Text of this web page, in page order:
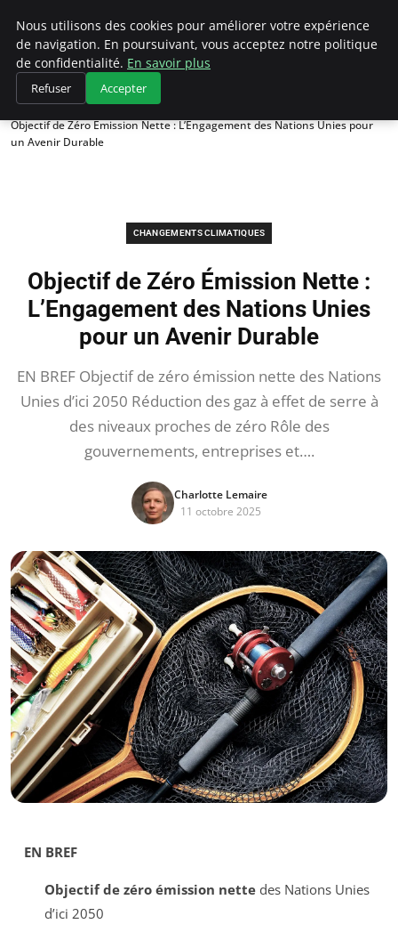
Climategatecountryclub.com
Accueil
Changements climatiques
Objectif de Zéro Émission Nette : L’Engagement des Nations Unies pour
un Avenir Durable
CHANGEMENTS CLIMATIQUES
Objectif de Zéro Émission Nette :
L’Engagement des Nations Unies
pour un Avenir Durable
EN BREF Objectif de zéro émission nette des Nations
Unies d’ici 2050 Réduction des gaz à effet de serre à
des niveaux proches de zéro Rôle des
gouvernements, entreprises et….
Charlotte Lemaire
11 octobre 2025
EN BREF
Objectif de zéro émission nettedes Nations Unies
d’ici 2050
Nous utilisons des cookies pour améliorer votre expérience
de navigation. En poursuivant, vous acceptez notre politique
de confidentialité. En savoir plus
Refuser Accepter